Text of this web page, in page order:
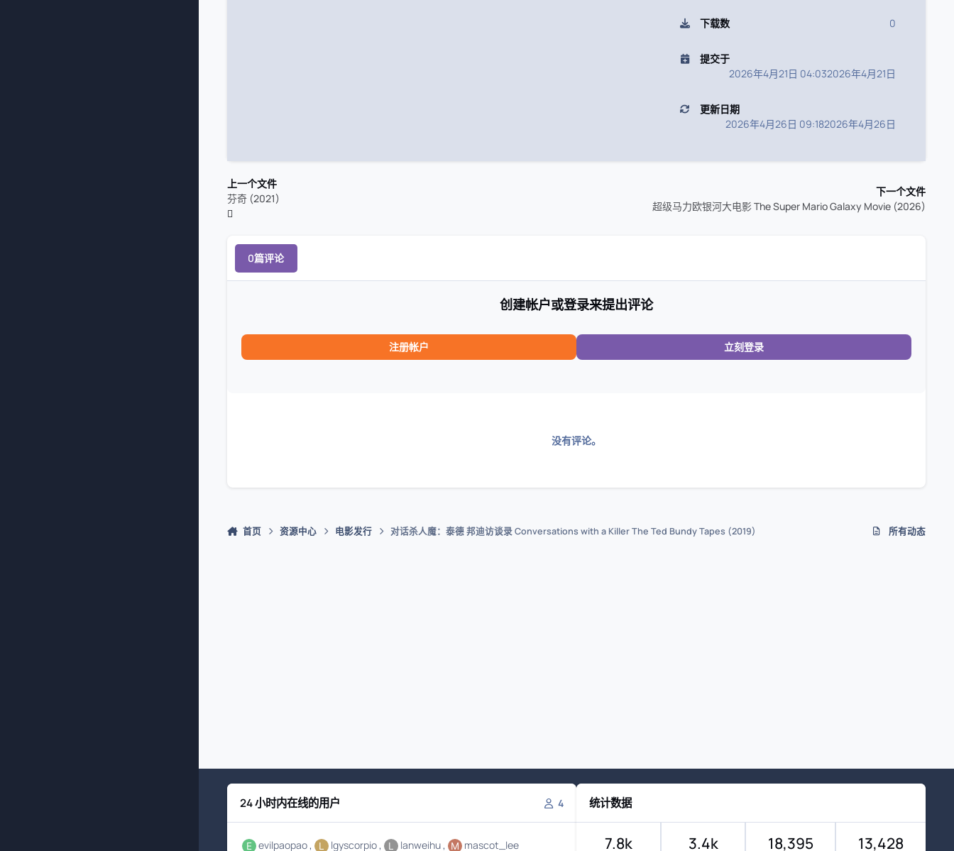
下载数 0
提交于
2026年4月21日 04:032026年4月21日
更新日期
2026年4月26日 09:182026年4月26日
上一个文件
芬奇 (2021)
下一个文件
超级马力欧银河大电影 The Super Mario Galaxy Movie (2026)
0篇评论
创建帐户或登录来提出评论
注册帐户 立刻登录
没有评论。
首页 资源中心 电影发行 对话杀人魔：泰德 邦迪访谈录 Conversations with a Killer The Ted Bundy Tapes (2019) 所有动态
24 小时内在线的用户 4
evilpaopao lgyscorpio lanweihu mascot_lee
统计数据
7.8k 3.4k 18,395 13,428